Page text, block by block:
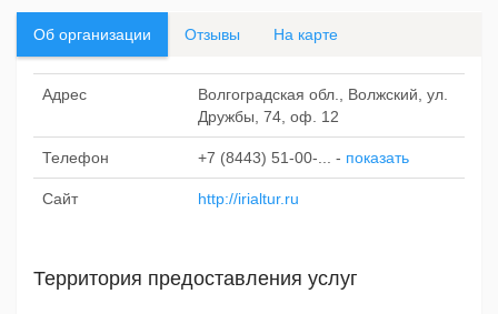
Об организации Отзывы На карте
Адрес
Волгоградская обл., Волжский, ул.
Дружбы, 74, оф. 12
Телефон +7 (8443) 51-00-... - показать
Сайт http://irialtur.ru
Территория предоставления услуг